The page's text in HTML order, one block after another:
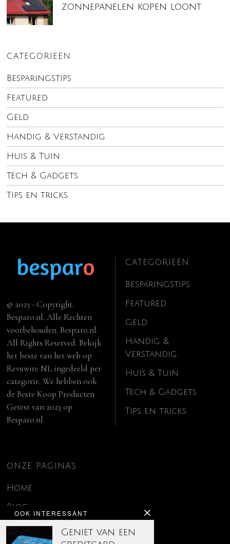
zonnepanelen kopen loont
CATEGORIEËN
Besparingstips
Featured
Geld
Handig & Verstandig
Huis & Tuin
Tech & Gadgets
Tips en tricks
OOK INTERESSANT
Geniet van een
© 2023 - Copyright.
Besparo.nl. Alle Rechten
voorbehouden. Besparo.nl.
All Rights Reserved. Bekijk
het beste van het web op
Revuwire NL ingedeeld per
categorie. We hebben ook
deBeste Koop Producten
Getest van 2023 op
Besparo.nl
CATEGORIEËN
Besparingstips
Featured
Geld
Handig &
Verstandig
Huis & Tuin
Tech & Gadgets
Tips en tricks
ONZE PAGINA’S
Home
Blog
Contact